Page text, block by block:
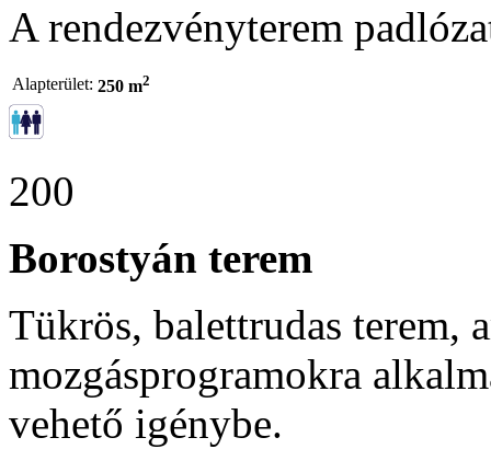
A rendezvényterem
Alapterület: 250 m2
200
Borostyán terem
Tükrös, balettrudas terem,
mozgásprogramokra
vehető igénybe.